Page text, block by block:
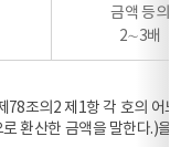
금액 등의
2∼3배
조의2 제1항 각 호의 어
환산한 금액을 말한다.)을